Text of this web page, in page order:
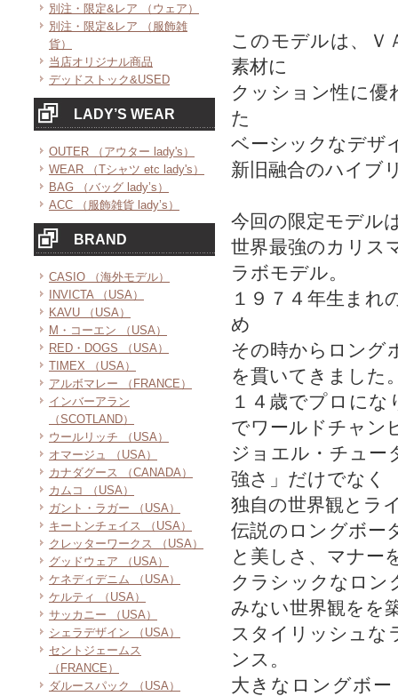
別注・限定&レア （ウェア）
別注・限定&レア （服飾雑
貨）
当店オリジナル商品
デッドストック&USED
LADY’S WEAR
OUTER （アウター lady's）
WEAR （Tシャツ etc lady's）
BAG （バッグ lady’s）
ACC （服飾雑貨 lady’s）
BRAND
CASIO （海外モデル）
INVICTA （USA）
KAVU （USA）
M・コーエン （USA）
RED・DOGS （USA）
TIMEX （USA）
アルボマレー （FRANCE）
インバーアラン
（SCOTLAND）
ウールリッチ （USA）
オマージュ （USA）
カナダグース （CANADA）
カムコ （USA）
ガント・ラガー （USA）
キートンチェイス （USA）
クレッターワークス （USA）
グッドウェア （USA）
ケネディデニム （USA）
ケルティ （USA）
サッカニー （USA）
シェラデザイン （USA）
セントジェームス
（FRANCE）
ダルースパック （USA）
このモデルは、Ｖ
素材に
クッション性に優
た
ベーシックなデザ
新旧融合のハイブ
今回の限定モデル
世界最強のカリス
ラボモデル。
１９７４年生まれ
め
その時からロング
を貫いてきました
１４歳でプロにな
でワールドチャン
ジョエル・チュー
強さ」だけでなく
独自の世界観とラ
伝説のロングボー
と美しさ、マナー
クラシックなロン
みない世界観をを
スタイリッシュな
ンス。
大きなロングボ